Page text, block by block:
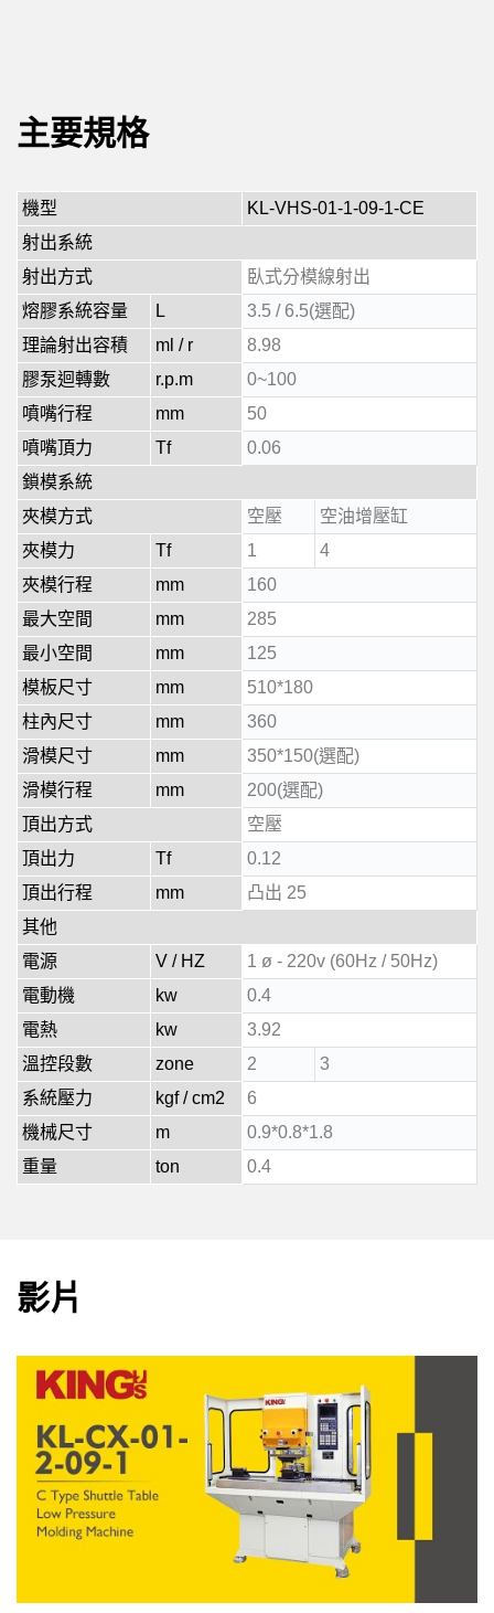
主要規格
機型
KL-VHS-01-1-09-1-CE
射出系統
射出方式
臥式分模線射出
熔膠系統容量
L
3.5 / 6.5(選配)
理論射出容積
ml / r
8.98
膠泵迴轉數
r.p.m
0~100
噴嘴行程
mm
50
噴嘴頂力
Tf
0.06
鎖模系統
夾模方式
空壓
空油增壓缸
夾模力
Tf 1
4
夾模行程
mm
160
最大空間
mm
285
最小空間
mm
125
模板尺寸
mm
510*180
柱內尺寸
mm
360
滑模尺寸
mm
350*150(選配)
滑模行程
mm
200(選配)
頂出方式
空壓
頂出力
Tf
0.12
頂出行程
mm
凸出 25
其他
電源
V / HZ
1 ø - 220v (60Hz / 50Hz)
電動機
kw
0.4
電熱
kw
3.92
溫控段數
zone 2
3
系統壓力
kgf / cm2
6
機械尺寸
m
0.9*0.8*1.8
重量
ton 0.4
影片